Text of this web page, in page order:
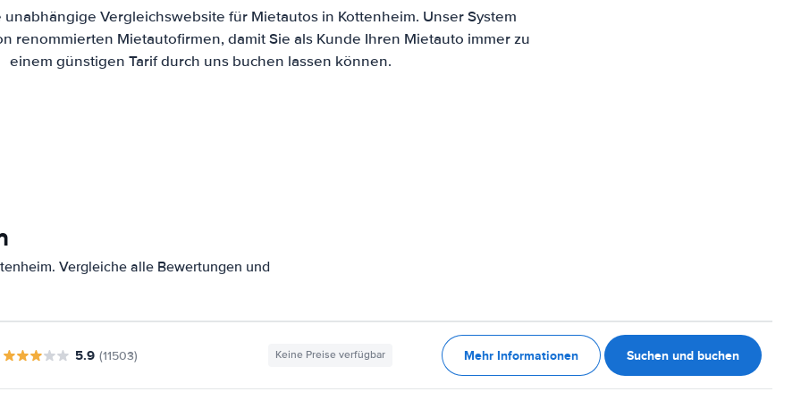
unabhängige Vergleichswebsite für Mietautos in Kottenheim. Unser System
renommierten Mietautofirmen, damit Sie als Kunde Ihren Mietauto immer zu
einem günstigen Tarif durch uns buchen lassen können.
Vergleiche alle Bewertungen und
5.9 (11503) Keine Preise verfügbar Mehr Informationen Suchen und buchen